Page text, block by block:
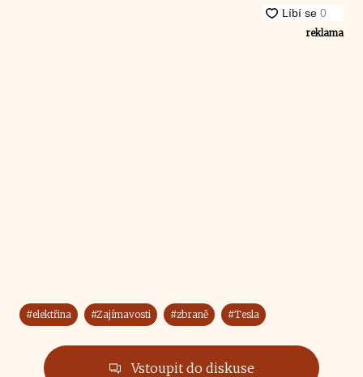
reklama
#elektřina #Zajímavosti #zbraně #Tesla
Vstoupit do diskuse